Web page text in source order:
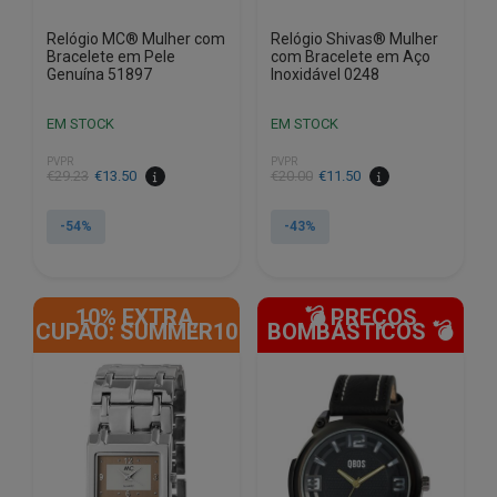
Relógio MC® Mulher com
Bracelete em Pele
Genuína 51897
EM STOCK
PVPR
€29.23
O
original
€13.50
O
atual
-54%
Relógio Shivas® Mulher
com Bracelete em Aço
Inoxidável 0248
EM STOCK
PVPR
€20.00
O
original
€11.50
O
atual
-43%
10% EXTRA,
CUPÃO: SUMMER10
💣 PREÇOS
BOMBÁSTICOS 💣